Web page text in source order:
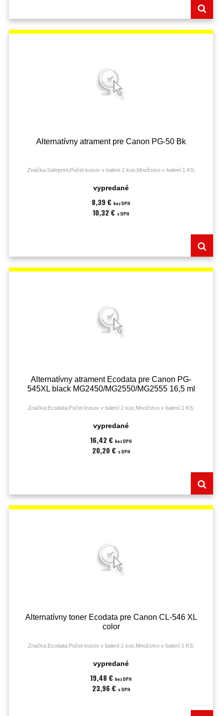
Alternatívny atrament pre Canon PG-50 Bk
Značka:Safeprint;Počet kusov v balení:1 kus;Množstvo v balení:1 KS;
vypredané
8,39 € bez DPH
10,32 € s DPH
Alternatívny atrament Ecodata pre Canon PG-
545XL black MG2450/MG2550/MG2555 16,5 ml
Značka:Ecodata;Počet kusov v balení:1 kus;Množstvo v balení:1 KS;
vypredané
16,42 € bez DPH
20,20 € s DPH
Alternatívny toner Ecodata pre Canon CL-546 XL
color
Značka:Ecodata;Počet kusov v balení:1 kus;Množstvo v balení:1 KS;
vypredané
19,48 € bez DPH
23,96 € s DPH